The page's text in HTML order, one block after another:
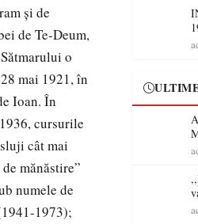
şi de
de Te-Deum,
o
mai 1921, în
Ioan. În
cursurile
cât mai
mănăstire”
numele de
1973);